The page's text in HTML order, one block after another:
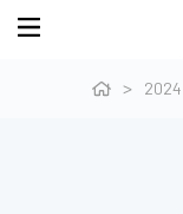
2024